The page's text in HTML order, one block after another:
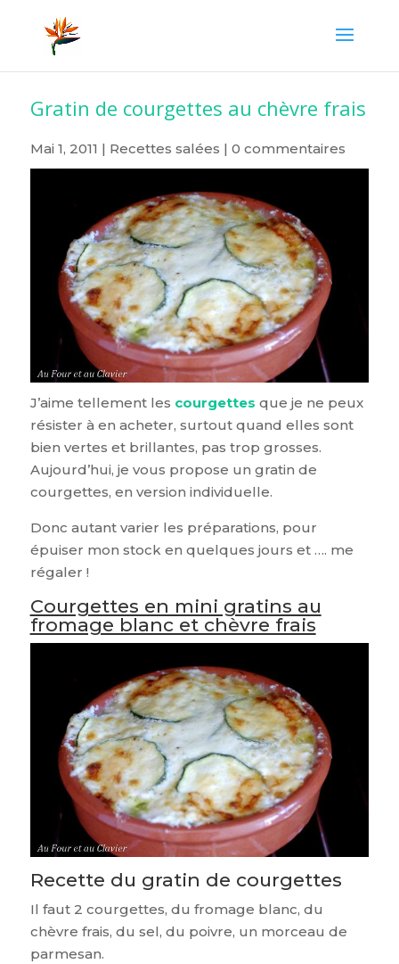
Gratin de courgettes au chèvre frais
Mai 1, 2011 | Recettes salées | 0 commentaires
J’aime tellement les courgettes que je ne peux
résister à en acheter, surtout quand elles sont
bien vertes et brillantes, pas trop grosses.
Aujourd’hui, je vous propose un gratin de
courgettes, en version individuelle.
Donc autant varier les préparations, pour
épuiser mon stock en quelques jours et …. me
régaler !
Courgettes en mini gratins au
fromage blanc et chèvre frais
Recette du gratin de courgettes
Il faut 2 courgettes, du fromage blanc, du
chèvre frais, du sel, du poivre, un morceau de
parmesan.